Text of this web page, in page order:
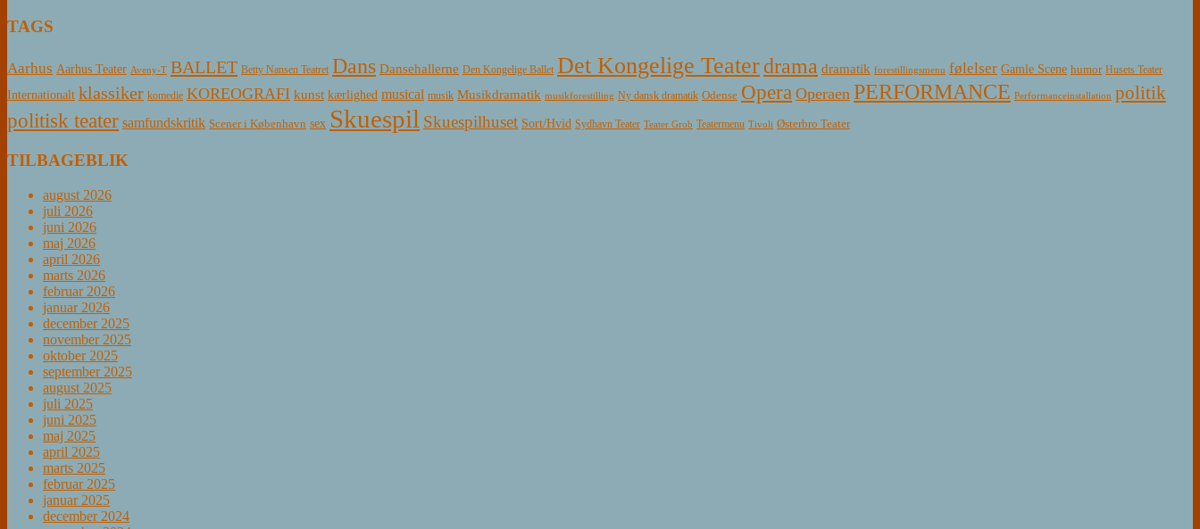
TAGS
Aarhus Aarhus Teater Aveny-T BALLET Betty Nansen Teatret Dans Dansehallerne Den Kongelige Ballet Det Kongelige Teaterdrama dramatik forestillingsmenu følelser Gamle Scene humor Husets Teater
Internationalt klassiker komedie KOREOGRAFI kunst kærlighed musical musik Musikdramatik musikforestilling Ny dansk dramatik Odense Opera Operaen PERFORMANCE Performanceinstallation politik
politisk teater samfundskritik Scener i København sex Skuespil Skuespilhuset Sort/Hvid Sydhavn Teater Teater Grob Teatermenu Tivoli Østerbro Teater
TILBAGEBLIK
august 2026
juli 2026
juni 2026
maj 2026
april 2026
marts 2026
februar 2026
januar 2026
december 2025
november 2025
oktober 2025
september 2025
august 2025
juli 2025
juni 2025
maj 2025
april 2025
marts 2025
februar 2025
januar 2025
december 2024